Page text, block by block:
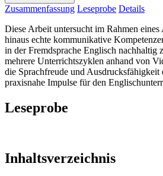
Zusammenfassung Leseprobe Details
Diese Arbeit untersucht im Rahmen
hinaus echte kommunikative
in der Fremdsprache Englisch
mehrere Unterrichtszyklen anhand von
die Sprachfreude und
praxisnahe Impulse für den
Leseprobe
Inhaltsverzeichnis